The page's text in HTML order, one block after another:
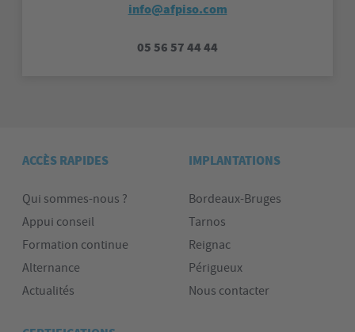
info@afpiso.com
05 56 57 44 44
ACCÈS RAPIDES
Qui sommes-nous ?
Appui conseil
Formation continue
Alternance
Actualités
IMPLANTATIONS
Bordeaux-Bruges
Tarnos
Reignac
Périgueux
Nous contacter